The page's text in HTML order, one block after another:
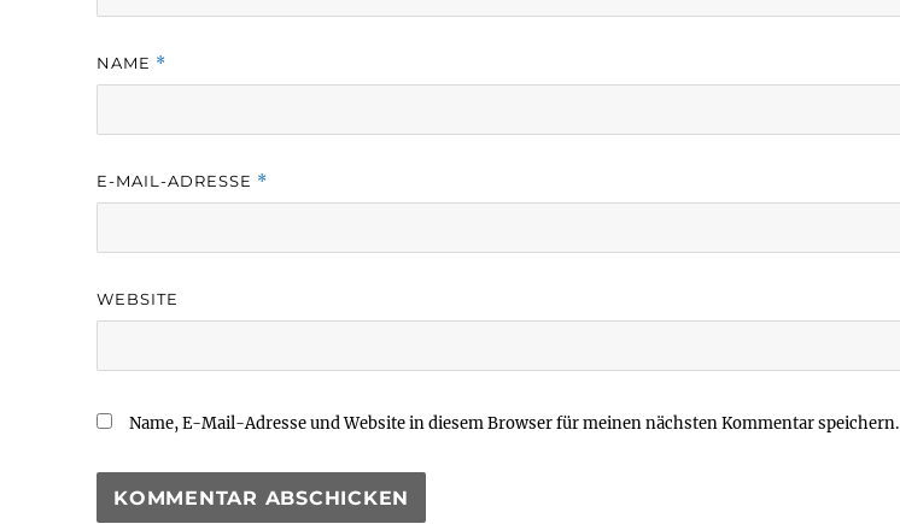
NAME *
E-MAIL-ADRESSE *
WEBSITE
Name, E-Mail-Adresse und Website in diesem Browser für meinen nächsten Kommentar speichern.